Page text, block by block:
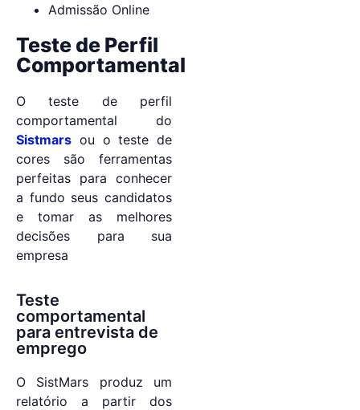
Admissão Online
Teste de Perfil
Comportamental
O teste de perfil
comportamental do
Sistmars ou o teste de
cores são ferramentas
perfeitas para conhecer
a fundo seus candidatos
e tomar as melhores
decisões para sua
empresa
Teste
comportamental
para entrevista de
emprego
O SistMars produz um
relatório a partir dos